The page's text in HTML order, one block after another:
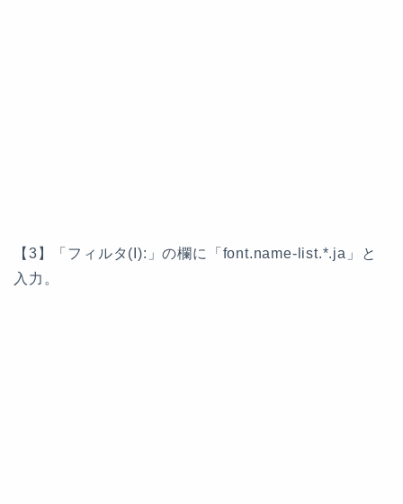
【3】「フィルタ(I):」の欄に「font.name-list.*.ja」と
入力。